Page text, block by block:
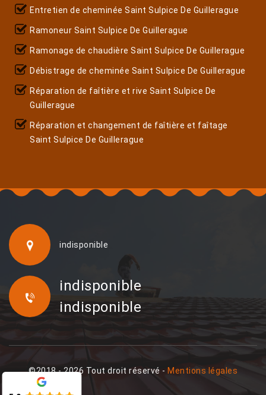
Entretien de cheminée Saint Sulpice De Guillerague
Ramoneur Saint Sulpice De Guillerague
Ramonage de chaudière Saint Sulpice De Guillerague
Débistrage de cheminée Saint Sulpice De Guillerague
Réparation de faîtière et rive Saint Sulpice De
Guillerague
Réparation et changement de faîtière et faîtage
Saint Sulpice De Guillerague
indisponible
indisponible
indisponible
©2018 - 2026 Tout droit réservé - Mentions légales